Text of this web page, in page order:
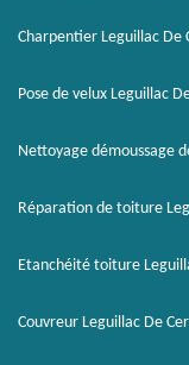
Charpentier Leguillac De
Pose de velux Leguillac
Nettoyage démoussage
Réparation de toiture
Etanchéité toiture
Couvreur Leguillac De